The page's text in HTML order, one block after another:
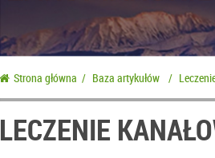
Strona główna / Baza artykułów /
LECZENIE